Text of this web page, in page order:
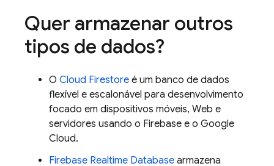
Quer armazenar outros
tipos de dados?
O Cloud Firestore é um banco de dados
flexível e escalonável para desenvolvimento
focado em dispositivos móveis, Web e
servidores usando o Firebase e o Google
Cloud.
Firebase Realtime Database armazena